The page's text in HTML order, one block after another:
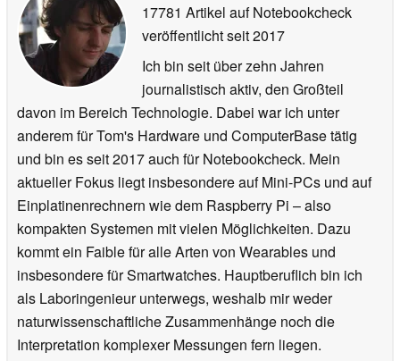
17781 Artikel auf Notebookcheck
veröffentlichtseit 2017
Ich bin seit über zehn Jahren
journalistisch aktiv, den Großteil
davon im Bereich Technologie. Dabei war ich unter
anderem für Tom's Hardware und ComputerBase tätig
und bin es seit 2017 auch für Notebookcheck. Mein
aktueller Fokus liegt insbesondere auf Mini-PCs und auf
Einplatinenrechnern wie dem Raspberry Pi – also
kompakten Systemen mit vielen Möglichkeiten. Dazu
kommt ein Faible für alle Arten von Wearables und
insbesondere für Smartwatches. Hauptberuflich bin ich
als Laboringenieur unterwegs, weshalb mir weder
naturwissenschaftliche Zusammenhänge noch die
Interpretation komplexer Messungen fern liegen.